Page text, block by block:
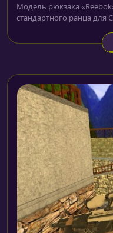
Модель рюкзака
стандартного ранца для